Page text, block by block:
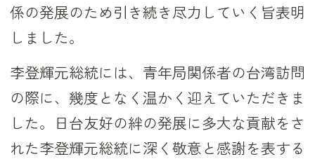
係の発展のため引き続き尽力していく旨表明
しました。
李登輝元総統には、青年局関係者の台湾訪問
の際に、幾度となく温かく迎えていただきま
した。日台友好の絆の発展に多大な貢献をさ
れた李登輝元総統に深く敬意と感謝を表する